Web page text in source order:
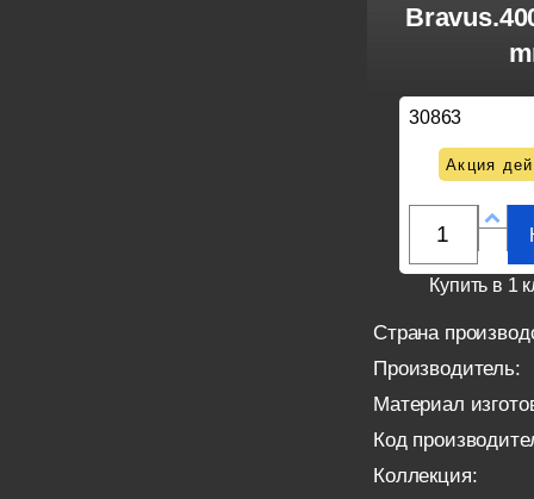
30863
Акция
Купить в 1
Страна
Производитель:
Материал
Код
Коллекция: